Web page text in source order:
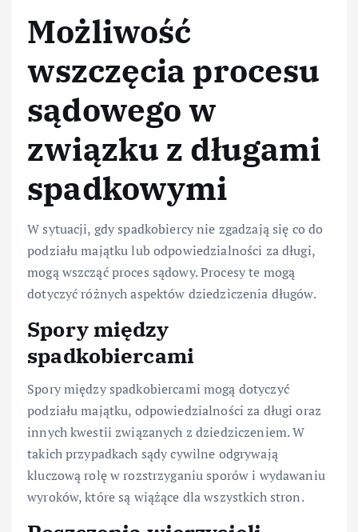
Możliwość
wszczęcia procesu
sądowego w
związku z długami
spadkowymi
W sytuacji, gdy spadkobiercy nie zgadzają się co do
podziału majątku lub odpowiedzialności za długi,
mogą wszcząć proces sądowy. Procesy te mogą
dotyczyć różnych aspektów dziedziczenia długów.
Spory między
spadkobiercami
Spory między spadkobiercami mogą dotyczyć
podziału majątku, odpowiedzialności za długi oraz
innych kwestii związanych z dziedziczeniem. W
takich przypadkach sądy cywilne odgrywają
kluczową rolę w rozstrzyganiu sporów i wydawaniu
wyroków, które są wiążące dla wszystkich stron.